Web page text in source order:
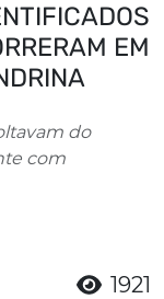
EM
do
com
1921